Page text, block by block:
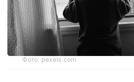
Фото: pexels.com